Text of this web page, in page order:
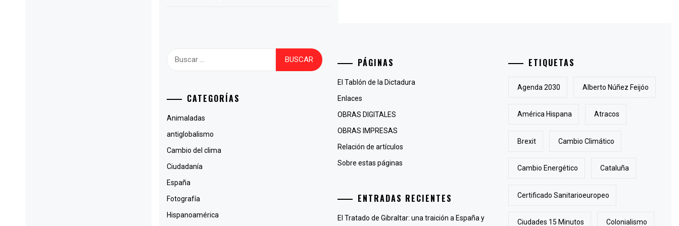
CATEGORÍAS
Animaladas
antiglobalismo
Cambio del clima
Ciudadanía
España
Fotografía
Hispanoamérica
PÁGINAS
El Tablón de la Dictadura
Enlaces
OBRAS DIGITALES
OBRAS IMPRESAS
Relación de artículos
Sobre estas páginas
ENTRADAS RECIENTES
El Tratado de Gibraltar: una traición a España y
ETIQUETAS
Agenda 2030 Alberto Núñez Feijóo
América Hispana Atracos
Brexit Cambio Climático
Cambio Energético Cataluña
Certificado Sanitarioeuropeo
Ciudades 15 Minutos Colonialismo